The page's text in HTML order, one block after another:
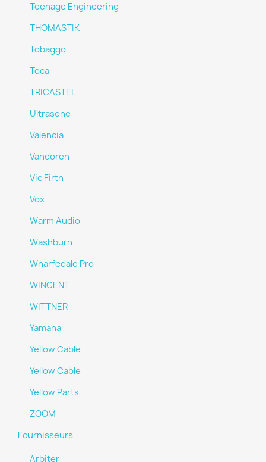
Teenage Engineering
THOMASTIK
Tobaggo
Toca
TRICASTEL
Ultrasone
Valencia
Vandoren
Vic Firth
Vox
Warm Audio
Washburn
Wharfedale Pro
WINCENT
WITTNER
Yamaha
Yellow Cable
Yellow Cable
Yellow Parts
ZOOM
Fournisseurs
Arbiter